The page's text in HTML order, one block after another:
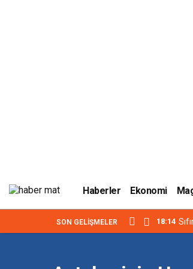
Haberler Ekonomi
SON GELIŞMELER 18:14